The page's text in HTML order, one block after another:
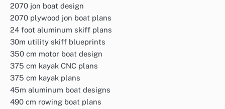
2070 jon boat design
2070 plywood jon boat plans
24 foot aluminum skiff plans
30m utility skiff blueprints
350 cm motor boat design
375 cm kayak CNC plans
375 cm kayak plans
45m aluminum boat designs
490 cm rowing boat plans